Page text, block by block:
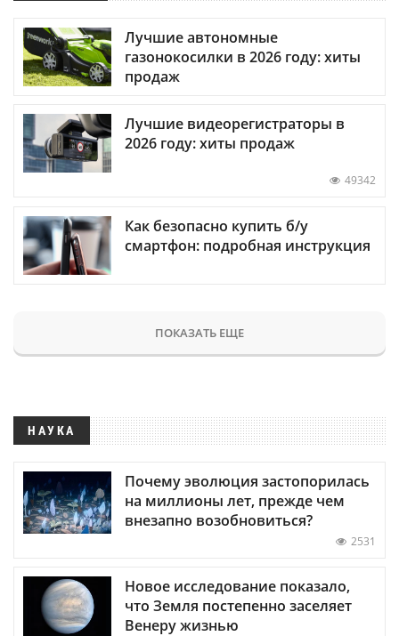
Лучшие автономные
газонокосилки в 2026 году: хиты
продаж
Лучшие видеорегистраторы в
2026 году: хиты продаж
49342
Как безопасно купить б/у
смартфон: подробная инструкция
ПОКАЗАТЬ ЕЩЕ
НАУКА
Почему эволюция застопорилась
на миллионы лет, прежде чем
внезапно возобновиться?
2531
Новое исследование показало,
что Земля постепенно заселяет
Венеру жизнью